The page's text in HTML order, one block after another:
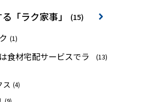
「ラク家事」 (15)
(1)
食材宅配サービスでラ
(13)
ス (4)